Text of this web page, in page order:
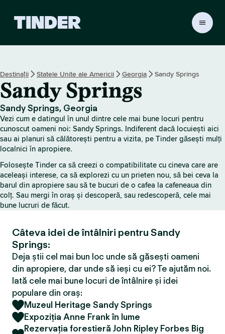
T
i
n
d
e
r
Destinații Statele Unite ale Americii Georgia Sandy Springs
Sandy Springs
Sandy Springs, Georgia
Vezi cum e datingul în unul dintre cele mai bune locuri pentru
cunoscut oameni noi: Sandy Springs. Indiferent dacă locuiești aici
sau ai planuri să călătorești pentru a vizita, pe Tinder găsești mulți
localnici în apropiere.
Folosește Tinder ca să creezi o compatibilitate cu cineva care are
aceleași interese, ca să explorezi cu un prieten nou, să bei ceva la
barul din apropiere sau să te bucuri de o cafea la cafeneaua din
colț. Sau mergi în oraș și descoperă, sau redescoperă, cele mai
bune lucruri de făcut.
Câteva idei de întâlniri pentru Sandy
Springs:
Deja știi cel mai bun loc unde să găsești oameni
din apropiere, dar unde să ieși cu ei? Te ajutăm noi.
Iată cele mai bune locuri de întâlnire și idei
populare din oraș:
Muzeul Heritage Sandy Springs
Expoziția Anne Frank în lume
Rezervația forestieră John Ripley Forbes Big